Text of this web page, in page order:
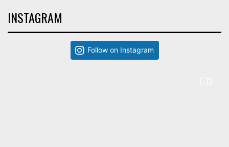
INSTAGRAM
Follow on Instagram